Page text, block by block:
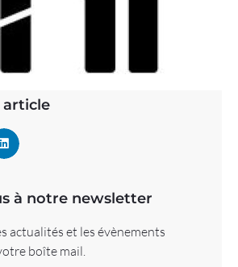
article
à notre newsletter
actualités et les évènements
boîte mail.